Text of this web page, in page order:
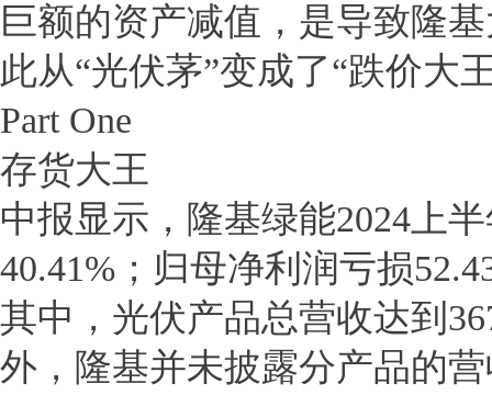
巨额的资产减值，是导致隆
此从“光伏茅”变成了“跌价大
Part One
存货大王
中报显示，隆基绿能2024上
40.41%；归母净利润亏损
其中，光伏产品总营收达到
外，隆基并未披露分产品的